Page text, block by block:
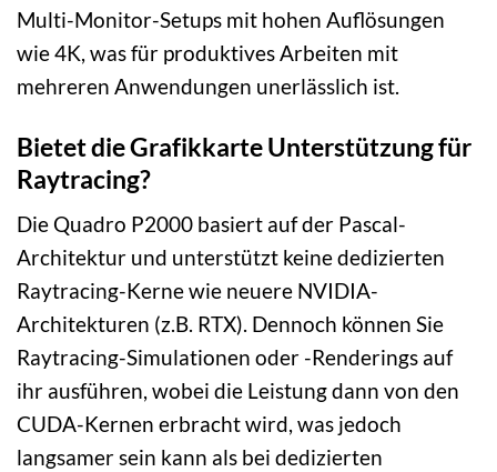
Multi-Monitor-Setups mit hohen Auflösungen
wie 4K, was für produktives Arbeiten mit
mehreren Anwendungen unerlässlich ist.
Bietet die Grafikkarte Unterstützung für
Raytracing?
Die Quadro P2000 basiert auf der Pascal-
Architektur und unterstützt keine dedizierten
Raytracing-Kerne wie neuere NVIDIA-
Architekturen (z.B. RTX). Dennoch können Sie
Raytracing-Simulationen oder -Renderings auf
ihr ausführen, wobei die Leistung dann von den
CUDA-Kernen erbracht wird, was jedoch
langsamer sein kann als bei dedizierten